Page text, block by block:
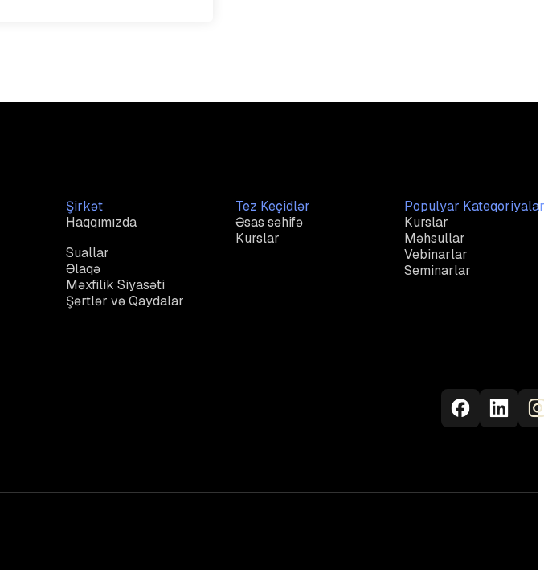
Şirkət
Haqqımızda
Suallar
Əlaqə
Məxfilik Siyasəti
Şərtlər və Qaydalar
Tez Keçidlər
Əsas səhifə
Kurslar
Populyar Kateqoriyalar
Kurslar
Məhsullar
Vebinarlar
Seminarlar